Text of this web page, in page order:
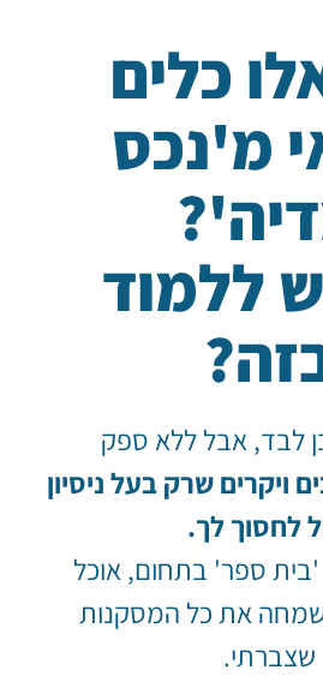
כלים
מ'נכס
ללמוד
לבד, אבל ללא ספק
ויקרים שרק בעל ניסיון
לחסוך לך.
ספר' בתחום, אוכל
את כל המסקנות
שצברתי.